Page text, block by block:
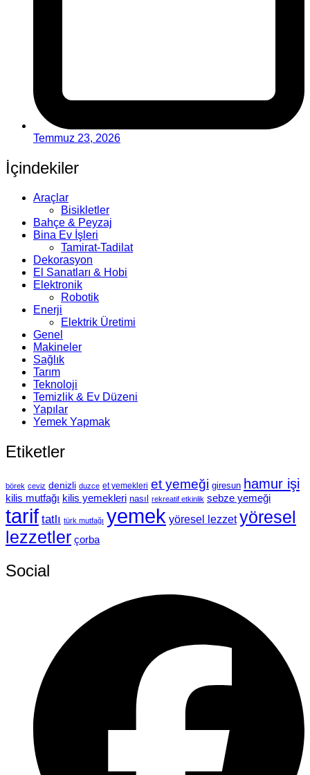
Temmuz 23, 2026
İçindekiler
Araçlar
Bisikletler
Bahçe & Peyzaj
Bina Ev İşleri
Tamirat-Tadilat
Dekorasyon
El Sanatları & Hobi
Elektronik
Robotik
Enerji
Elektrik Üretimi
Genel
Makineler
Sağlık
Tarım
Teknoloji
Temizlik & Ev Düzeni
Yapılar
Yemek Yapmak
Etiketler
börek ceviz denizli duzce et yemekleri et yemeği giresun hamur işi
kilis mutfağı kilis yemekleri nasıl rekreatif etkinlik sebze yemeği
tarif tatlı türk mutfağı yemek yöresel lezzet yöresel
lezzetler çorba
Social